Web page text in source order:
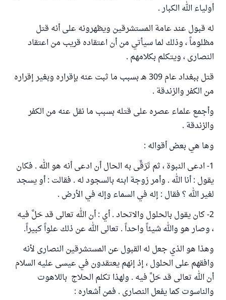
أولياء الله الكبار .
له قبول عند عامة المستشرقين ويظهرونه على أنه قتل
مظلوماً ، وذلك لما سيأتي من أن اعتقاده قريب من اعتقاد
النصارى ، ويتكلم بكلامهم .
قتل ببغداد عام 309 هـ بسبب ما ثبت عنه بإقراره وبغير إقراره
من الكفر والزندقة .
وأجمع علماء عصره على قتله بسبب ما نقل عنه من الكفر
والزندقة .
وها هي بعض أقواله :
1- ادعى النبوة ، ثم تَرَقَّى به الحال أن ادعى أنه هو الله . فكان
يقول : أنا الله . وأمر زوجة ابنه بالسجود له . فقالت : أو يسجد
لغير الله ؟ فقال : إله في السماء وإله في الأرض .
2- كان يقول بالحلول والاتحاد . أي : أن الله تعالى قد حَلَّ فيه
، وصار هو والله شيئاً واحداً . تعالى الله عن ذلك علواً كبيراً.
وهذا هو الذي جعل له القبول عن المستشرقين النصارى لأنه
وافقهم على الحلول ، إذ إنهم يعتقدون في عيسى عليه السلام
أن الله تعالى قد حَلَّ فيه . ولهذا تكلم الحلاج باللاهوت
والناسوت كما يفعل النصارى . فمن أشعاره :